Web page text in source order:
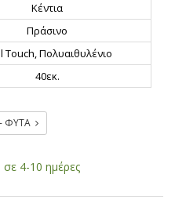
Κέντια
Πράσινο
Touch, Πολυαιθυλένιο
40εκ.
ΦΥΤΑ
4-10 ημέρες